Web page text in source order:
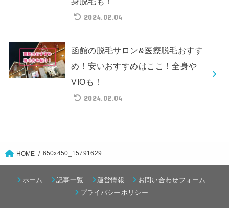
2024.02.04
函館の脱毛サロン&医療脱毛おすす
め！安いおすすめはここ！全身や
VIOも！
2024.02.04
HOME 650x450_15791629
ホーム 記事一覧 運営情報
お問い合わせフォーム
プライバシーポリシー